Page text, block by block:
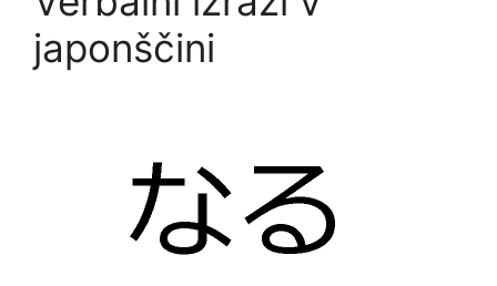
japonščini